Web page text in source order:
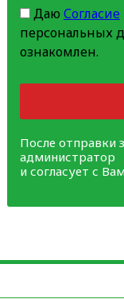
Даю Согласие
персональных
ознакомлен.
После отправки
администратор
и согласует с